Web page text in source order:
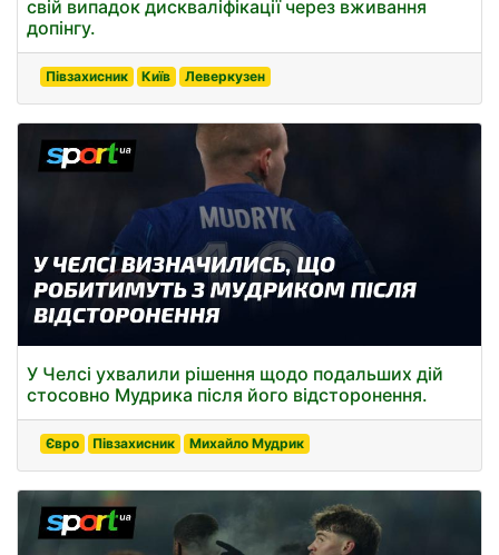
свій випадок дискваліфікації через вживання
допінгу.
Півзахисник Київ Леверкузен
У Челсі ухвалили рішення щодо подальших дій
стосовно Мудрика після його відсторонення.
Євро Півзахисник Михайло Мудрик